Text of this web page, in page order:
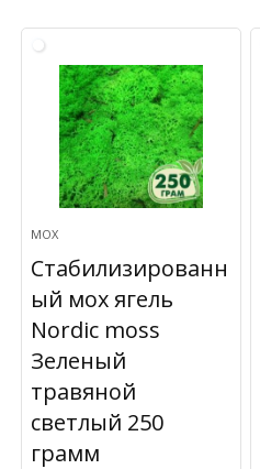
МОХ
Стабилизированн
ый мох ягель
Nordic moss
Зеленый
травяной
светлый 250
грамм